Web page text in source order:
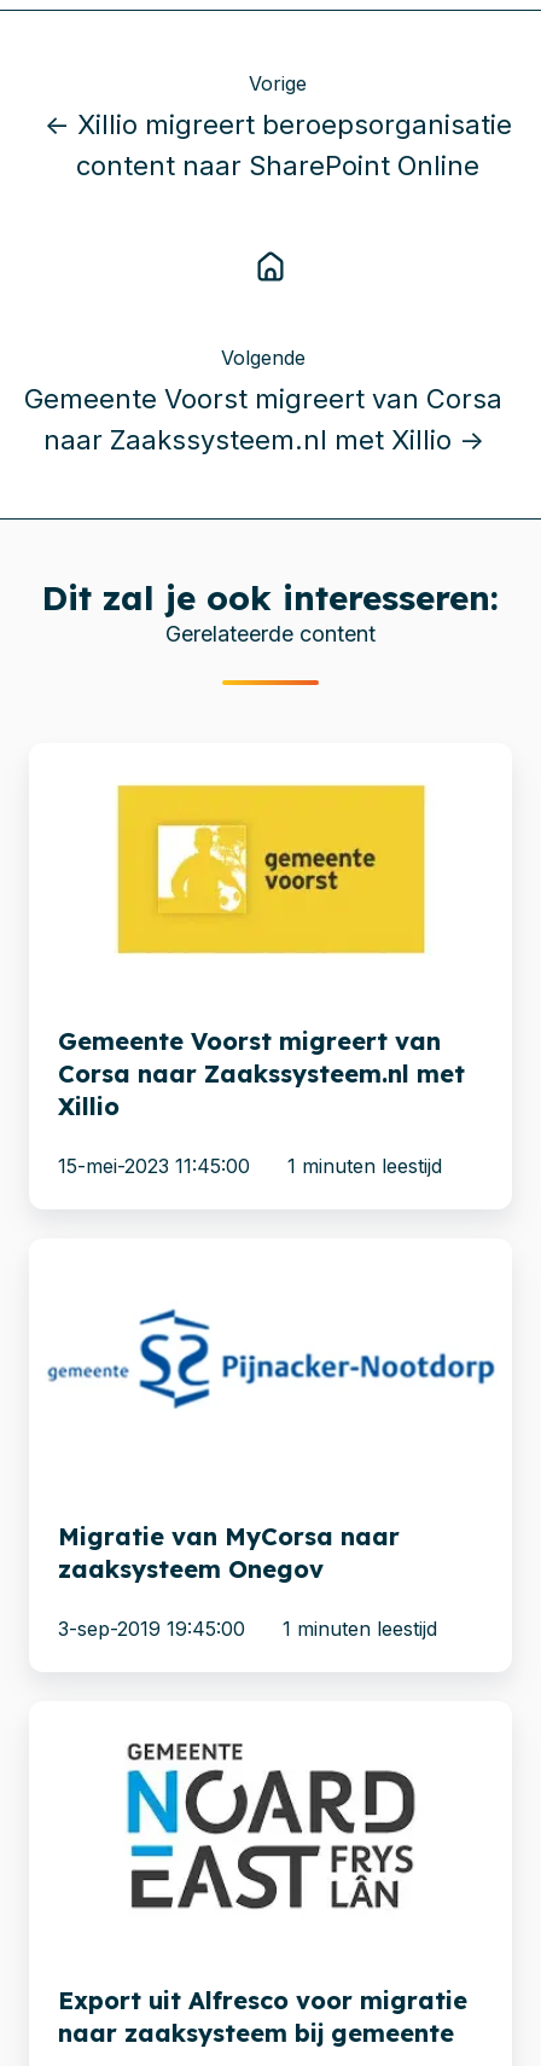
Vorige
← Xillio migreert beroepsorganisatie
content naar SharePoint Online
Volgende
Gemeente Voorst migreert van Corsa
naar Zaakssysteem.nl met Xillio →
Dit zal je ook interesseren:
Gerelateerde content
Zaakssysteem.nl
XillioGemeente Voorst migreert van
Corsa naar Zaakssysteem.nl met
Xillio
15-mei-2023 11:45:00 1 minuten leestijd
zaaksysteem
Migratie van MyCorsa naar
zaaksysteem Onegov
3-sep-2019 19:45:00 1 minuten leestijd
gemeente
Export uit Alfresco voor migratie
naar zaaksysteem bij gemeente